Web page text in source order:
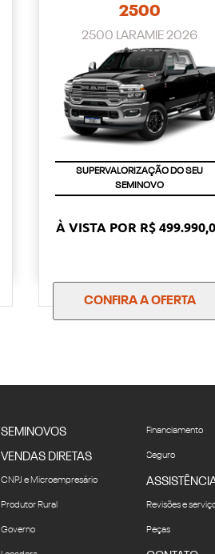
2500
2500 LARAMIE 2026
SUPERVALORIZAÇÃO DO SEU
SEMINOVO
À VISTA POR R$
CONFIRA A OFERTA
SEMINOVOS
VENDAS DIRETAS
CNPJ e Microempresário
Produtor Rural
Governo
Financiamento
Seguro
Revisões e
Peças